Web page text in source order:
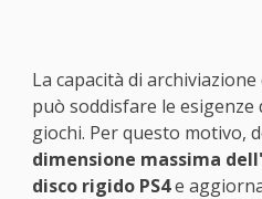
La capacità di
può soddisfare le
giochi. Per questo motivo,
dimensione massima
disco rigido PS4e